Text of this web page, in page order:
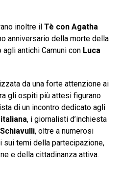
inoltre il Tè con Agatha
anniversario della morte della
agli antichi Camuni con Luca
da una forte attenzione ai
gli ospiti più attesi figurano
di un incontro dedicato agli
, i giornalisti d’inchiesta
, oltre a numerosi
sui temi della partecipazione,
e della cittadinanza attiva.